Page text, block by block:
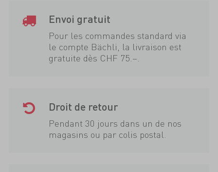
Envoi gratuit
Pour les commandes standard via
le compte Bächli, la livraison est
gratuite dès CHF 75.–.
Droit de retour
Pendant 30 jours dans un de nos
magasins ou par colis postal.